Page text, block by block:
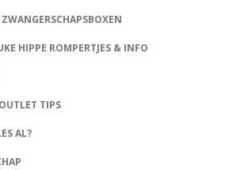
HIPPE ROMPERTJES & INFO
TIPS
AL?